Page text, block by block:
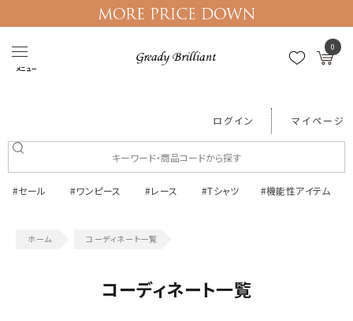
メニュー
0
ログイン マイページ
#セール #ワンピース #レース #Tシャツ #機能性アイテム
コーディネート一覧
コーディネート一覧